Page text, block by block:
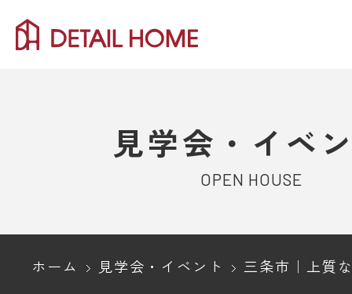
見学会・イベ
OPEN HOUSE
ホーム 見学会・イベント 三条市｜上質な家具と紡ぐ、周辺環境を選ばないカー